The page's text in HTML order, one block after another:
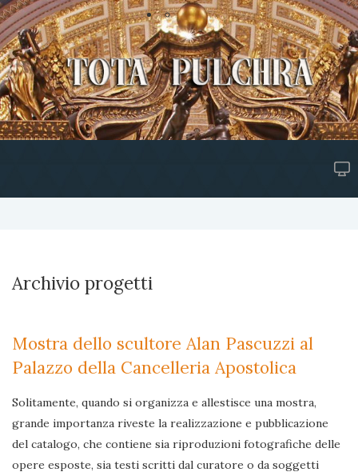
Archivio progetti
Mostra dello scultore Alan Pascuzzi al
Palazzo della Cancelleria Apostolica
Solitamente, quando si organizza e allestisce una mostra,
grande importanza riveste la realizzazione e pubblicazione
del catalogo, che contiene sia riproduzioni fotografiche delle
opere esposte, sia testi scritti dal curatore o da soggetti